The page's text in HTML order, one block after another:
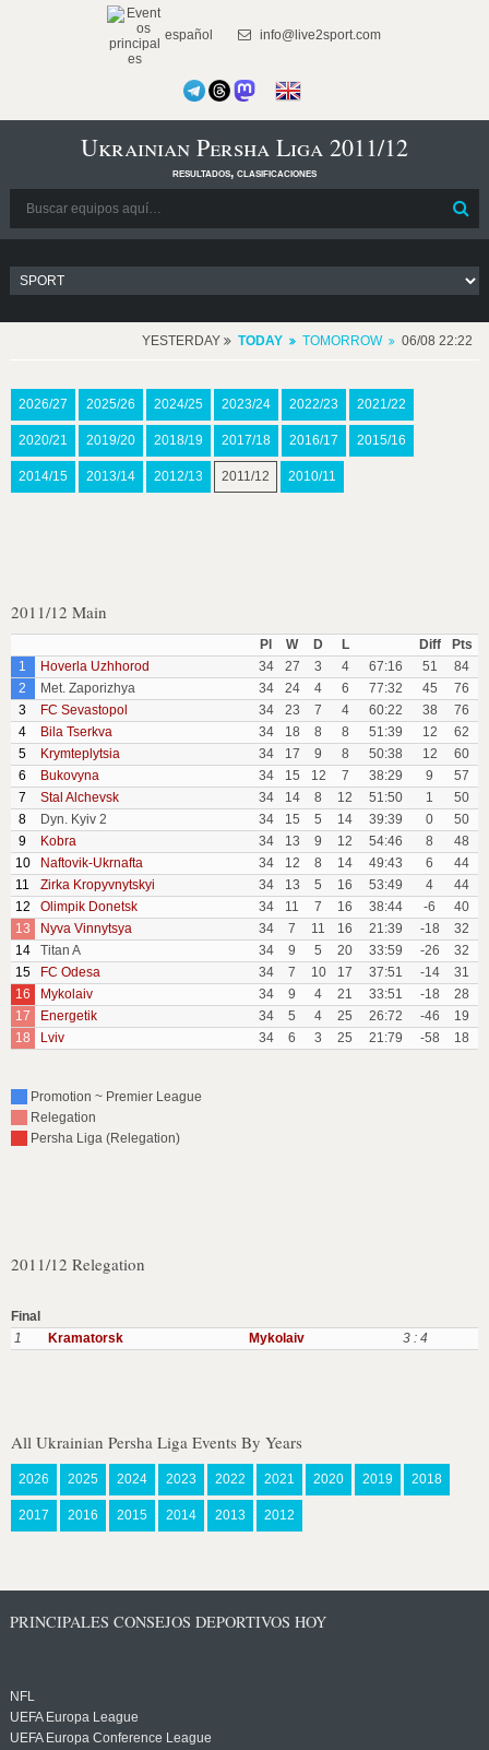
español info@live2sport.com
Ukrainian Persha Liga 2011/12
resultados, clasificaciones
YESTERDAY TODAY TOMORROW 06/08 22:22
2026/27 2025/26 2024/25 2023/24 2022/23 2021/22
2020/21 2019/20 2018/19 2017/18 2016/17 2015/16
2014/15 2013/14 2012/13 2011/12 2010/11
2011/12 Main
Pl W D L Diff
Pts
1
Hoverla Uzhhorod 34 27 3 4 67:16 51
84
2
Met. Zaporizhya 34 24 4 6 77:32 45
76
3
FC Sevastopol 34 23 7 4 60:22 38
76
4
Bila Tserkva 34 18 8 8 51:39 12
62
5
Krymteplytsia 34 17 9 8 50:38 12
60
6
Bukovyna 34 15 12 7 38:29 9
57
7
Stal Alchevsk 34 14 8 12 51:50 1
50
8
Dyn. Kyiv 2 34 15 5 14 39:39 0
50
9
Kobra 34 13 9 12 54:46 8
48
10
Naftovik-Ukrnafta 34 12 8 14 49:43 6
44
11
Zirka Kropyvnytskyi 34 13 5 16 53:49 4
44
12
Olimpik Donetsk 34 11 7 16 38:44 -6
40
13
Nyva Vinnytsya 34 7 11 16 21:39 -18
32
14
Titan A 34 9 5 20 33:59 -26
32
15
FC Odesa 34 7 10 17 37:51 -14
31
16
Mykolaiv 34 9 4 21 33:51 -18
28
17
Energetik 34 5 4 25 26:72 -46
19
18
Lviv 34 6 3 25 21:79 -58 18
Promotion ~ Premier League
Relegation
Persha Liga (Relegation)
2011/12 Relegation
Final
1
Kramatorsk Mykolaiv 3 : 4
All Ukrainian Persha Liga Events By Years
2026 2025 2024 2023 2022 2021 2020 2019 2018
2017 2016 2015 2014 2013 2012
PRINCIPALES CONSEJOS DEPORTIVOS HOY
NFL
UEFA Europa League
UEFA Europa Conference League